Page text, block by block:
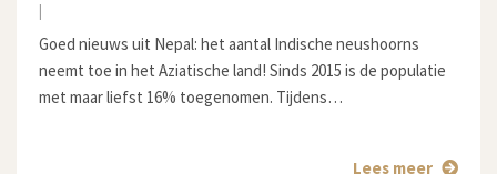
|
Goed nieuws uit Nepal: het aantal Indische neushoorns
neemt toe in het Aziatische land! Sinds 2015 is de populatie
met maar liefst 16% toegenomen. Tijdens…
Lees meer